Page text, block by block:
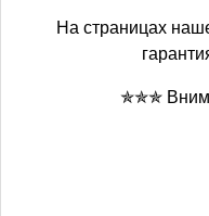
На страницах
✯✯✯